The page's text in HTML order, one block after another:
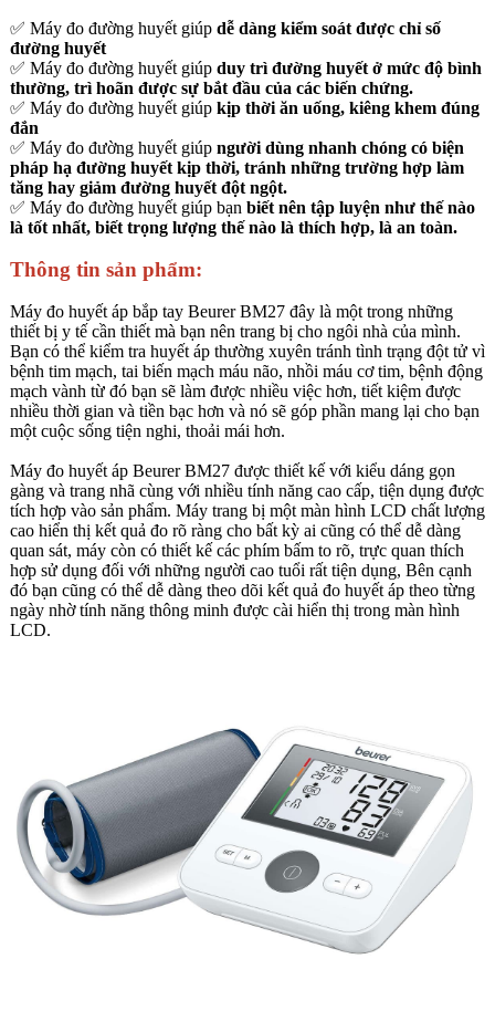
✅ Máy đo đường huyết giúp dễ dàng kiểm soát được chỉ số
đường huyết
✅ Máy đo đường huyết giúp duy trì đường huyết ở mức độ bình
thường, trì hoãn được sự bắt đầu của các biến chứng.
✅ Máy đo đường huyết giúp kịp thời ăn uống, kiêng khem đúng
đắn
✅ Máy đo đường huyết giúp người dùng nhanh chóng có biện
pháp hạ đường huyết kịp thời, tránh những trường hợp làm
tăng hay giảm đường huyết đột ngột.
✅ Máy đo đường huyết giúp bạn biết nên tập luyện như thế nào
là tốt nhất, biết trọng lượng thế nào là thích hợp, là an toàn.
Thông tin sản phẩm:
Máy đo huyết áp bắp tay Beurer BM27 đây là một trong những
thiết bị y tế cần thiết mà bạn nên trang bị cho ngôi nhà của mình.
Bạn có thể kiểm tra huyết áp thường xuyên tránh tình trạng đột tử vì
bệnh tim mạch, tai biến mạch máu não, nhồi máu cơ tim, bệnh động
mạch vành từ đó bạn sẽ làm được nhiều việc hơn, tiết kiệm được
nhiều thời gian và tiền bạc hơn và nó sẽ góp phần mang lại cho bạn
một cuộc sống tiện nghi, thoải mái hơn.
Máy đo huyết áp Beurer BM27 được thiết kế với kiểu dáng gọn
gàng và trang nhã cùng với nhiều tính năng cao cấp, tiện dụng được
tích hợp vào sản phẩm. Máy trang bị một màn hình LCD chất lượng
cao hiển thị kết quả đo rõ ràng cho bất kỳ ai cũng có thể dễ dàng
quan sát, máy còn có thiết kế các phím bấm to rõ, trực quan thích
hợp sử dụng đối với những người cao tuổi rất tiện dụng, Bên cạnh
đó bạn cũng có thể dễ dàng theo dõi kết quả đo huyết áp theo từng
ngày nhờ tính năng thông minh được cài hiển thị trong màn hình
LCD.